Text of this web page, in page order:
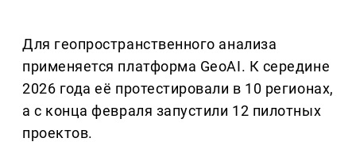
Для геопространственного анализа
применяется платформа GeoAI. К середине
2026 года её протестировали в 10 регионах,
а с конца февраля запустили 12 пилотных
проектов.